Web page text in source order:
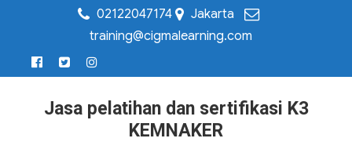
02122047174
Jakarta
training@cigmalearning.com
Jasa pelatihan dan sertifikasi K3
KEMNAKER